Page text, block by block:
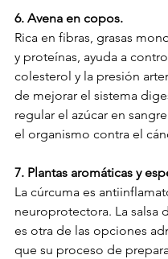
6. Avena en copos.
Rica en fibras, grasas
y proteínas, ayuda a
colesterol y la presión
de mejorar el sistema
regular el azúcar en
el organismo contra el
7. Plantas aromáticas y
La cúrcuma es
neuroprotectora. La salsa
es otra de las opciones
que su proceso de